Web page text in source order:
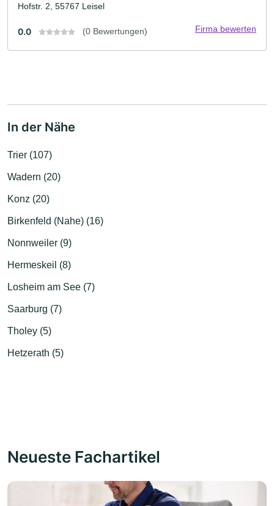
Hofstr. 2, 55767 Leisel
0.0 (0 Bewertungen) Firma bewerten
In der Nähe
Trier (107)
Wadern (20)
Konz (20)
Birkenfeld (Nahe) (16)
Nonnweiler (9)
Hermeskeil (8)
Losheim am See (7)
Saarburg (7)
Tholey (5)
Hetzerath (5)
Neueste Fachartikel